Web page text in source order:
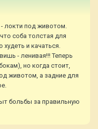
локти под животом.
соба толстая для
и качаться.
- ленивая!!! Теперь
но когда стоит,
животом, а задние для
больбы за правильную